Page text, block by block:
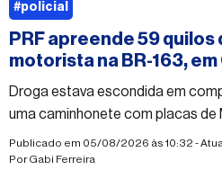
PRF apreende 59
motorista na BR-163, em
Droga estava escondida em
uma caminhonete com placas
em flagrante por tráfico
Publicado em 05/08/2026 às 10:32 -
PorGabi Ferreira
#policial